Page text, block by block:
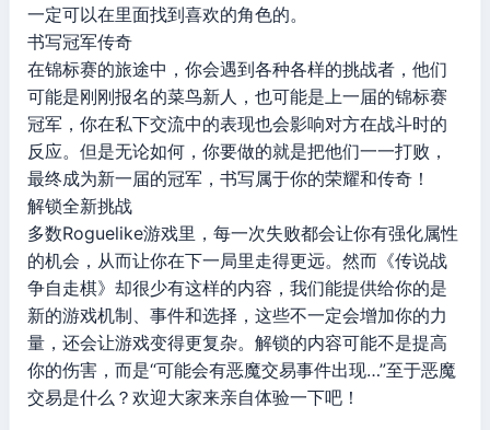
一定可以在里面找到喜欢的角色的。
书写冠军传奇
在锦标赛的旅途中，你会遇到各种各样的挑战者，他们
可能是刚刚报名的菜鸟新人，也可能是上一届的锦标赛
冠军，你在私下交流中的表现也会影响对方在战斗时的
反应。但是无论如何，你要做的就是把他们一一打败，
最终成为新一届的冠军，书写属于你的荣耀和传奇！
解锁全新挑战
多数Roguelike游戏里，每一次失败都会让你有强化属性
的机会，从而让你在下一局里走得更远。然而《传说战
争自走棋》却很少有这样的内容，我们能提供给你的是
新的游戏机制、事件和选择，这些不一定会增加你的力
量，还会让游戏变得更复杂。解锁的内容可能不是提高
你的伤害，而是“可能会有恶魔交易事件出现…”至于恶魔
交易是什么？欢迎大家来亲自体验一下吧！